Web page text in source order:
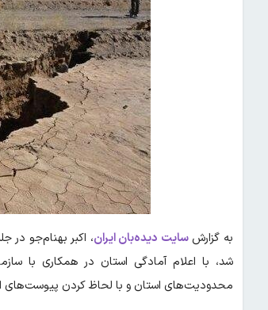
به گزارشسایت دیده‌بان ایران، اکبر بهنام‌جو
شد، با اعلام آمادگی استان در همکاری با
محدودیت‌های استان و با لحاظ کردن